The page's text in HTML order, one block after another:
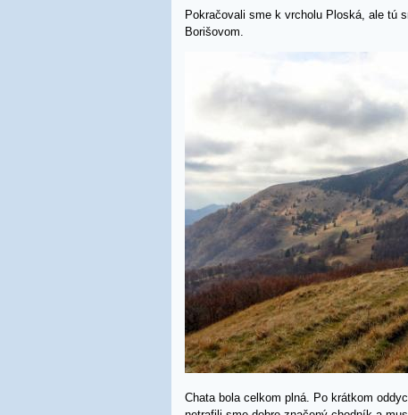
Pokračovali sme k vrcholu Ploská, ale tú
Borišovom.
Chata bola celkom plná. Po krátkom